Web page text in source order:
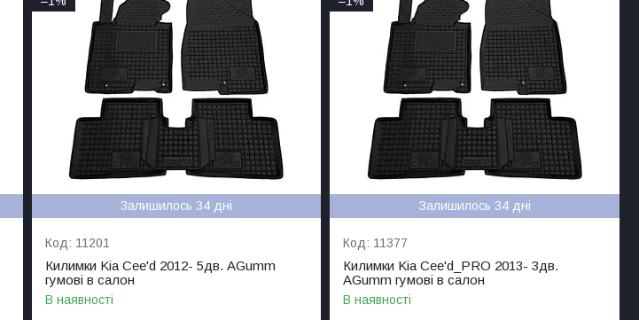
Залишилось 34 дні
11201
Килимки Kia Cee'd 2012- 5дв. AGumm
гумові в салон
В наявності
Залишилось 34 дні
11377
Килимки Kia Cee'd_PRO 2013- 3дв.
AGumm гумові в салон
В наявності